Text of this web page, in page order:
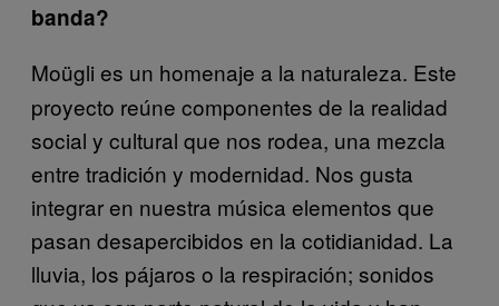
banda?
Moügli es un homenaje a la naturaleza. Este
proyecto reúne componentes de la realidad
social y cultural que nos rodea, una mezcla
entre tradición y modernidad. Nos gusta
integrar en nuestra música elementos que
pasan desapercibidos en la cotidianidad. La
lluvia, los pájaros o la respiración; sonidos